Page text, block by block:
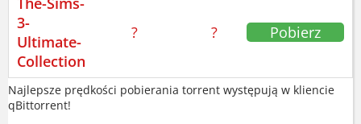
The Sims 4 Digital Deluxe Edition
dostępne.
The Sims 3 Ultimate Collection to
propozycja dla lubiących kontrolować
każdy aspekt życia. Pobierz i przekonaj
3-
Ultimate-
Collection
? ? Pobierz
Najlepsze prędkości pobierania torrent występują w kliencie
qBittorrent!